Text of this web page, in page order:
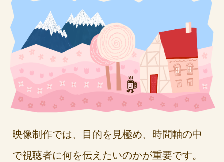
映像制作では、目的を見極め、時間軸の中
で視聴者に何を伝えたいのかが重要です。